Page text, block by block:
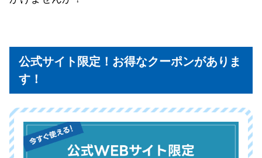
公式サイト限定！お得なクーポンがありま
す！